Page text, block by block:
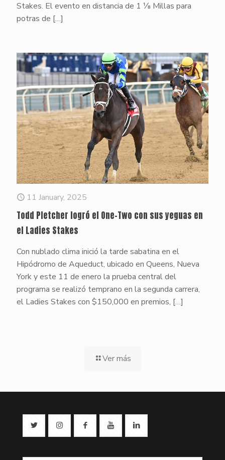
Stakes. El evento en distancia de 1 ⅛ Millas para
potras de […]
11 January, 2025
Todd Pletcher logró el One-Two con sus yeguas en
el Ladies Stakes
Con nublado clima inició la tarde sabatina en el
Hipódromo de Aqueduct, ubicado en Queens, Nueva
York y este 11 de enero la prueba central del
programa se realizó temprano en la segunda carrera,
el Ladies Stakes con $150,000 en premios, […]
Ver más